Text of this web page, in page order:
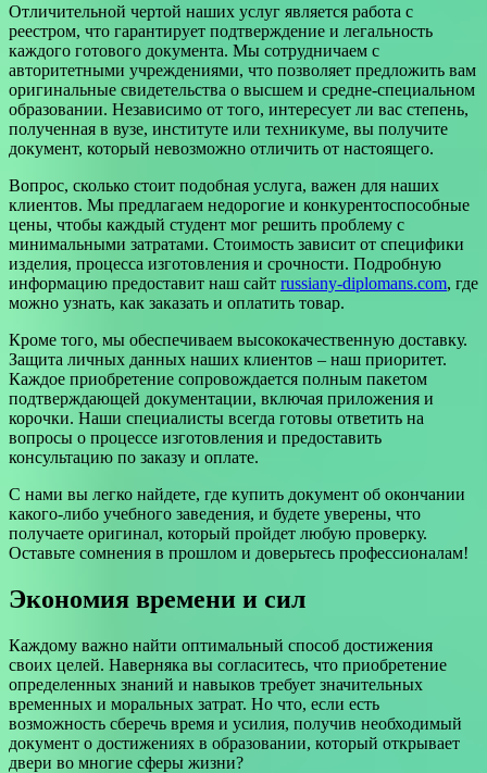
Отличительной чертой наших услуг является работа с
реестром, что гарантирует подтверждение и легальность
каждого готового документа. Мы сотрудничаем с
авторитетными учреждениями, что позволяет предложить вам
оригинальные свидетельства о высшем и средне-специальном
образовании. Независимо от того, интересует ли вас степень,
полученная в вузе, институте или техникуме, вы получите
документ, который невозможно отличить от настоящего.
Вопрос, сколько стоит подобная услуга, важен для наших
клиентов. Мы предлагаем недорогие и конкурентоспособные
цены, чтобы каждый студент мог решить проблему с
минимальными затратами. Стоимость зависит от специфики
изделия, процесса изготовления и срочности. Подробную
информацию предоставит наш сайт russiany-diplomans.com, где
можно узнать, как заказать и оплатить товар.
Кроме того, мы обеспечиваем высококачественную доставку.
Защита личных данных наших клиентов – наш приоритет.
Каждое приобретение сопровождается полным пакетом
подтверждающей документации, включая приложения и
корочки. Наши специалисты всегда готовы ответить на
вопросы о процессе изготовления и предоставить
консультацию по заказу и оплате.
С нами вы легко найдете, где купить документ об окончании
какого-либо учебного заведения, и будете уверены, что
получаете оригинал, который пройдет любую проверку.
Оставьте сомнения в прошлом и доверьтесь профессионалам!
Экономия времени и сил
Каждому важно найти оптимальный способ достижения
своих целей. Наверняка вы согласитесь, что приобретение
определенных знаний и навыков требует значительных
временных и моральных затрат. Но что, если есть
возможность сберечь время и усилия, получив необходимый
документ о достижениях в образовании, который открывает
двери во многие сферы жизни?